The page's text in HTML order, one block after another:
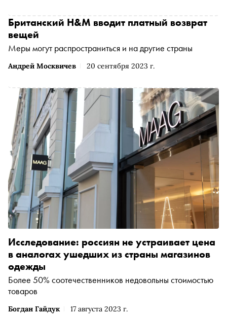
Андрей Москвичев 20 сентября 2023 г.
Британский H&M вводит платный возврат
вещей
Меры могут распространиться и на другие страны
Богдан Гайдук 17 августа 2023 г.
Исследование: россиян не устраивает цена
в аналогах ушедших из страны магазинов
одежды
Более 50% соотечественников недовольны стоимостью
товаров